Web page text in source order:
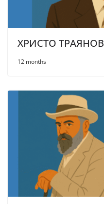
ХРИСТО ТРАЯНОВ
12 months